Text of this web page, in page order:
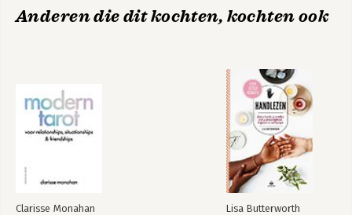
Anderen die dit kochten, kochten ook
Clarisse Monahan Lisa Butterworth